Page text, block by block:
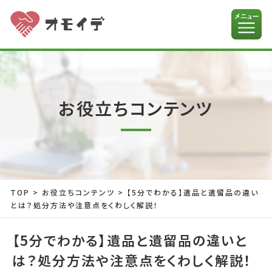
お役立ちコンテンツ
TOP > お役立ちコンテンツ > 【5分でわかる】遺品と遺留品の違い
とは？処分方法や注意点をくわしく解説！
【5分でわかる】遺品と遺留品の違いと
は？処分方法や注意点をくわしく解説！